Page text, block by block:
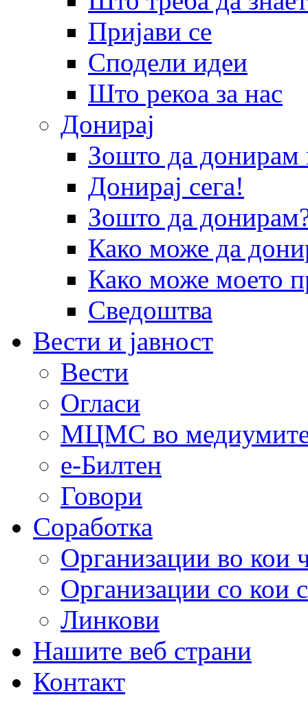
Пријави се
Сподели идеи
Што рекоа за нас
Донирај
Зошто да
Донирај сега!
Зошто да
Како може да
Како може моето
Сведоштва
Вести и јавност
Вести
Огласи
МЦМС во
е-Билтен
Говори
Соработка
Организации во кои
Организации со кои
Линкови
Нашите веб страни
Контакт